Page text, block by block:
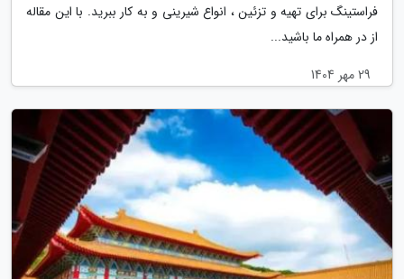
فراستینگ برای تهیه و تزئین ، انواع شیرینی و به کار ببرید. با این مقاله
از در همراه ما باشید...
29 مهر 1404